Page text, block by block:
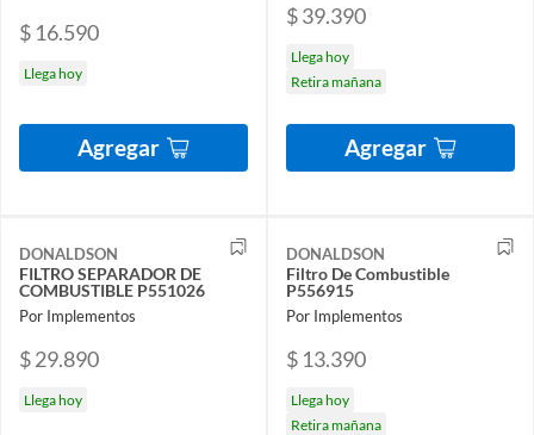
$ 16.590
Llega hoy
Agregar
$ 39.390
Llega hoy
Retira mañana
Agregar
DONALDSON
FILTRO SEPARADOR DE
COMBUSTIBLE P551026
Por Implementos
$ 29.890
Llega hoy
DONALDSON
Filtro De Combustible
P556915
Por Implementos
$ 13.390
Llega hoy
Retira mañana